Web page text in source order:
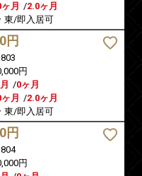
ヶ月 /2.0ヶ月
東/即入居可
円
803
円
/0ヶ月
ヶ月 /2.0ヶ月
東/即入居可
円
804
円